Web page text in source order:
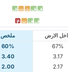
ف ف ت ت ف
ف ف ت خ
ملخص الارض
60% 67%
3.40 3.17
2.00 2.17